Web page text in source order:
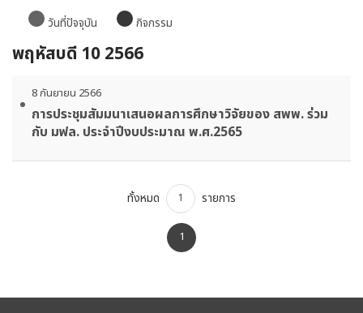
วันที่ปัจจุบัน
กิจกรรม
พฤหัสบดี 10 2566
8 กันยายน 2566
การประชุมสัมมนาเสนอผลการศึกษาวิจัยของ สพพ. ร่วม
กับ มฟล. ประจำปีงบประมาณ พ.ศ.2565
ทั้งหมด 1 รายการ
1